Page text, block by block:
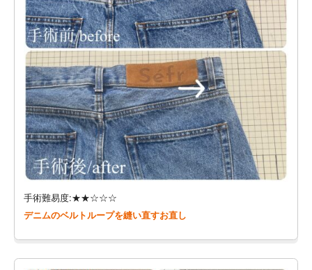
手術難易度:★★☆☆☆
デニムのベルトループを縫い直すお直し